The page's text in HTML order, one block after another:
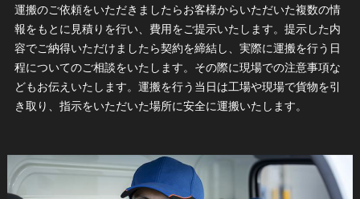
運搬のご依頼をいただきましたらお客様からいただいた複数の情
報をもとに見積りを行い、費用をご提示いたします。提示した内
容でご納得いただけましたら契約を締結し、実際に運搬を行う日
程についてのご相談をいたします。その際に現場での注意事項な
どもお伝えいたします。運搬を行う当日は工場や現場で貨物を引
き取り、指示をいただいた場所に安全に運搬いたします。